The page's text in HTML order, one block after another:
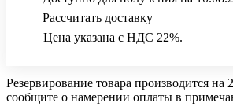
Рассчитать доставку
Цена указана с НДС 22%.
Резервирование товара производится на
сообщите о намерении оплаты в